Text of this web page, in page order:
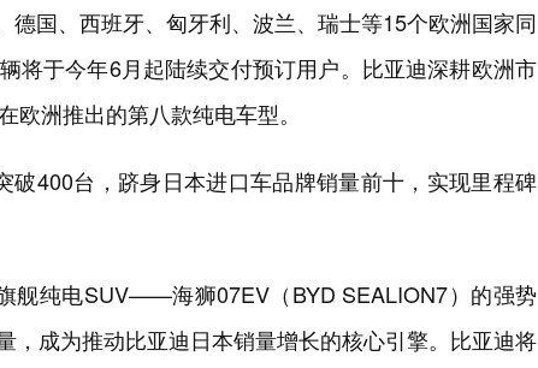
国、西班牙、匈牙利、波兰、瑞士等15个欧洲国家同
将于今年6月起陆续交付预订用户。比亚迪深耕欧洲市
洲推出的第八款纯电车型。
400台，跻身日本进口车品牌销量前十，实现里程碑
舰纯电SUV——海狮07EV（BYD SEALION7）的强势
，成为推动比亚迪日本销量增长的核心引擎。比亚迪将